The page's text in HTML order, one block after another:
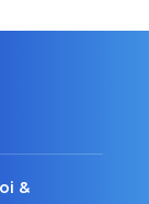
&